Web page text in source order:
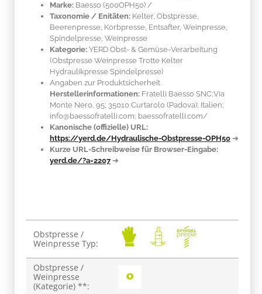
Marke: Baesso (500OPH50) /
Taxonomie / Enitäten: Kelter, Obstpresse,
Beerenpresse, Korbpresse, Entsafter, Weinpresse,
Spindelpresse, Weinpresse
Kategorie: YERD Obst- & Gemüse-Verarbeitung
(Obstpresse Weinpresse Trotte Kelter
Hydraulikpresse Spindelpresse)
Angaben zur Produktsicherheit
Herstellerinformationen: Fratelli Baesso SNC;Via
Monte Nero, 95; 35010 Curtarolo (Padova); Italien;
info@baessofratelli.com; baessofratelli.com/
Kanonische (offizielle) URL:
https://yerd.de/Hydraulische-Obstpresse-OPH50 ➔
Kurze URL-Schreibweise für Browser-Eingabe:
yerd.de/?a=2207 ➔
Produkteigenschaft
Wert
Obstpresse /
Weinpresse Typ:
Obstpresse /
Weinpresse
(Kategorie) **: